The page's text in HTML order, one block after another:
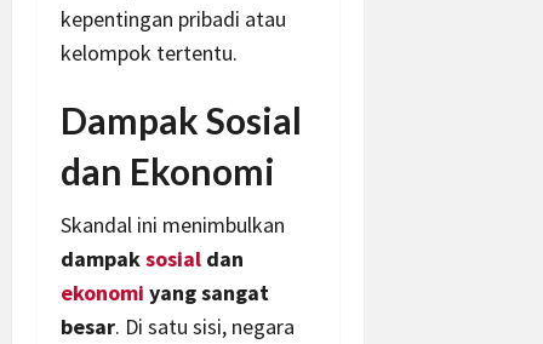
kepentingan pribadi atau
kelompok tertentu.
Dampak Sosial
dan Ekonomi
Skandal ini menimbulkan
dampaksosial dan
ekonomi yang sangat
besar. Di satu sisi, negara